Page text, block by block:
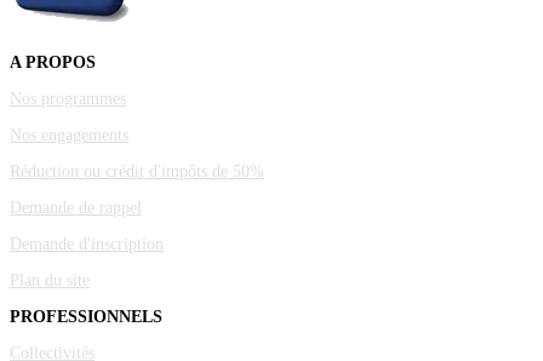
A PROPOS
Nos programmes
Nos engagements
Réduction ou crédit d'impôts de 50%
Demande de rappel
Demande d'inscription
Plan du site
PROFESSIONNELS
Collectivités